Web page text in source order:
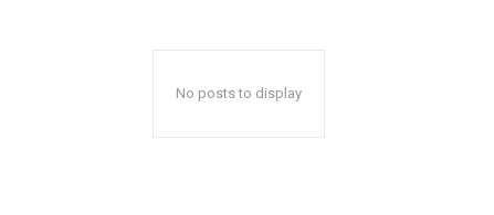
No posts to display